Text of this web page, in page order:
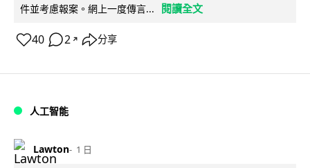
件並考慮報案。網上一度傳言...
閱讀全文
40 2 ↗ 分享
人工智能
Lawton 1 日